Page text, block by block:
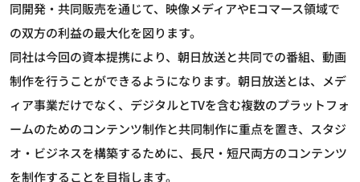
同開発・共同販売を通じて、映像メディアやEコマース領域で
の双方の利益の最大化を図ります。
同社は今回の資本提携により、朝日放送と共同での番組、動画
制作を行うことができるようになります。朝日放送とは、メデ
ィア事業だけでなく、デジタルとTVを含む複数のプラットフォ
ームのためのコンテンツ制作と共同制作に重点を置き、スタジ
オ・ビジネスを構築するために、長尺・短尺両方のコンテンツ
を制作することを目指します。